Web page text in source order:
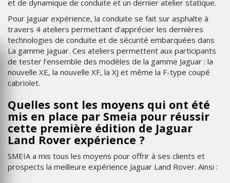
et de dynamique de conduite et un dernier atelier statique.
Pour Jaguar expérience, la conduite se fait sur asphalte à
travers 4 ateliers permettant d’apprécier les dernières
technologies de conduite et de sécurité embarquées dans
La gamme Jaguar. Ces ateliers permettent aux participants
de tester l’ensemble des modèles de la gamme Jaguar : la
nouvelle XE, la nouvelle XF, la XJ et même la F-type coupé
cabriolet.
Quelles sont les moyens qui ont été
mis en place par Smeia pour réussir
cette première édition de Jaguar
Land Rover expérience ?
SMEIA a mis tous les moyens pour offrir à ses clients et
prospects la meilleure expérience Jaguar Land Rover. Ainsi :